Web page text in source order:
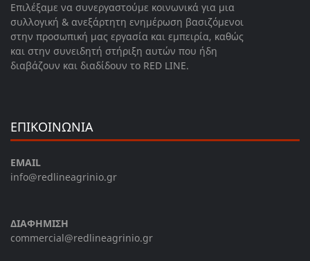
Επιλέξαμε να συνεργαστούμε κοινωνικά για μια
συλλογική & ανεξάρτητη ενημέρωση βασιζόμενοι
στην προσωπική μας εργασία και εμπειρία, καθώς
και στην συνειδητή στήριξη αυτών που ήδη
διαβάζουν και διαδίδουν το RED LINE.
ΕΠΙΚΟΙΝΩΝΙΑ
EMAIL
info@redlineagrinio.gr
ΔΙΑΦΗΜΙΣΗ
commercial@redlineagrinio.gr